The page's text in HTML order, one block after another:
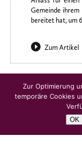
Gemeinde
bereitet hat, um
Zum Artikel
Ältere Artikel
Zur Optimierung
temporäre Cookies
OK